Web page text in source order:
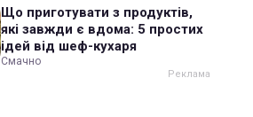
Що приготувати з продуктів,
які завжди є вдома: 5 простих
ідей від шеф-кухаря
Смачно